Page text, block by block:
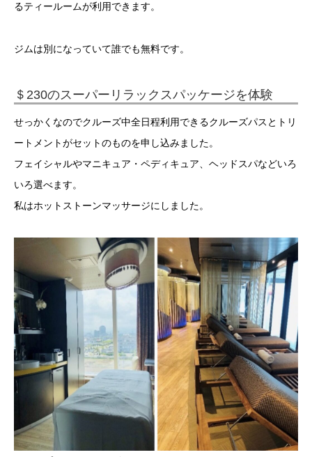
るティールームが利用できます。
ジムは別になっていて誰でも無料です。
＄230のスーパーリラックスパッケージを体験
せっかくなのでクルーズ中全日程利用できるクルーズパスとトリ
ートメントがセットのものを申し込みました。
フェイシャルやマニキュア・ペディキュア、ヘッドスパなどいろ
いろ選べます。
私はホットストーンマッサージにしました。